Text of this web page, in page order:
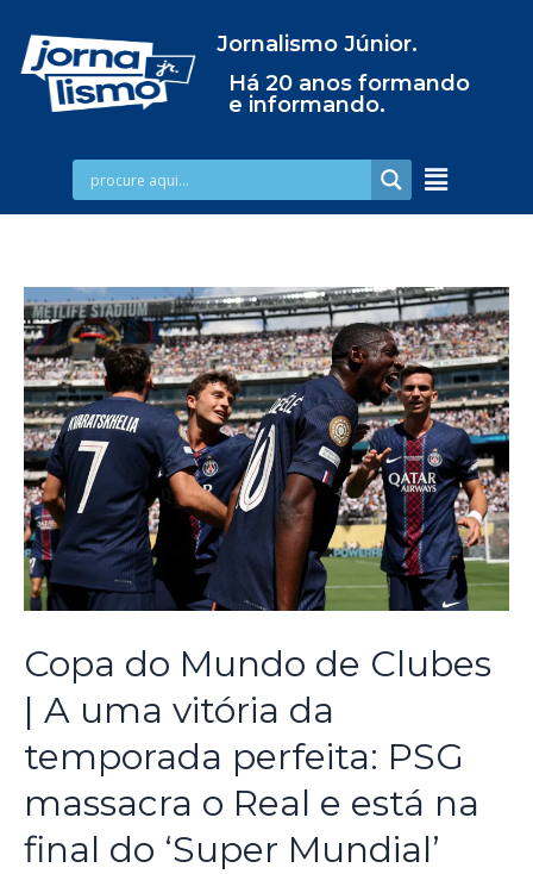
Jornalismo Júnior.
Há 20 anos formando
e informando.
Copa do Mundo de Clubes
| A uma vitória da
temporada perfeita: PSG
massacra o Real e está na
final do ‘Super Mundial’